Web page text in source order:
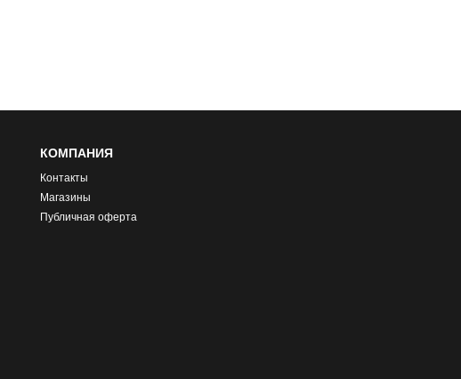
КОМПАНИЯ
Контакты
Магазины
Публичная оферта